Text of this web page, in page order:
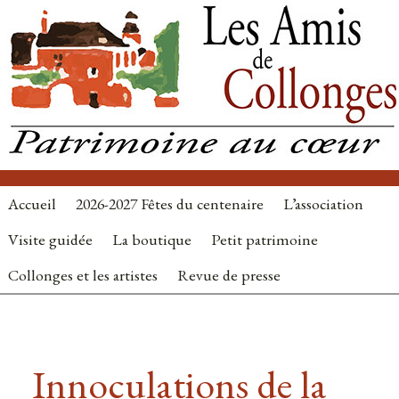
Accueil 2026-2027 Fêtes du centenaire
L’association
Visite guidée
La boutique
Petit patrimoine
Collonges et les artistes
Revue de presse
Innoculations de la